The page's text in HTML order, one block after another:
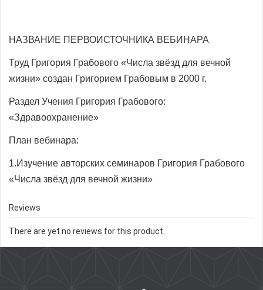
НАЗВАНИЕ ПЕРВОИСТОЧНИКА ВЕБИНАРА
Труд Григория Грабового «Числа звёзд для вечной
жизни» создан Григорием Грабовым в 2000 г.
Раздел Учения Григория Грабового:
«Здравоохранение»
План вебинара:
1.Изучение авторских семинаров Григория Грабового
«Числа звёзд для вечной жизни»
Reviews
There are yet no reviews for this product.